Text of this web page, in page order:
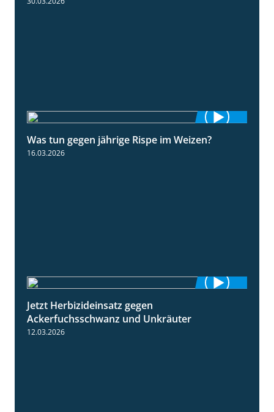
1:15
Was tun gegen jährige Rispe im Weizen?
16.03.2026
Jetzt Herbizideinsatz gegen
Ackerfuchsschwanz und Unkräuter
12.03.2026